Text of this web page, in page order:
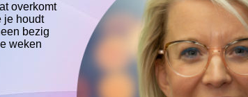
overkomt
je houdt
bezig
weken